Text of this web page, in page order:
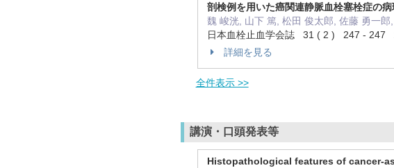
剖検例を用いた癌関連静脈血栓塞栓症の
魏 峻洸, 山下 篤, 松田 俊太郎, 佐藤 勇一郎
日本血栓止血学会誌 31 ( 2 ) 247 - 247
詳細を見る
全件表示 >>
講演・口頭発表等
Histopathological features of cancer-